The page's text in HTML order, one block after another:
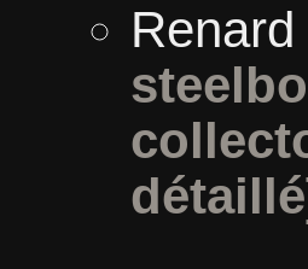
Renard